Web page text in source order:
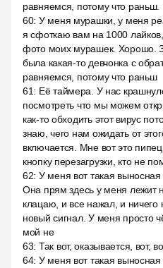
равняемся, потому что раньш.
60: У меня мурашки, у меня
я сфоткаю вам на 1000
фото моих мурашек. Хорошо.
была какая-то девчонка с
равняемся, потому что раньш
61: Её таймера. У нас
посмотреть что мы можем
как-то обходить этот вирус
знаю, чего нам ожидать от
включается. Мне вот это
кнопку перезагрузки, кто не
62: У меня вот такая выносная
Она прям здесь у меня лежит
клацаю, и все нажал, и ничего
новый сигнал. У меня просто
мой не
63: Так вот, оказывается, вот,
64: У меня вот такая выносная